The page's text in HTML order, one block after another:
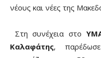
νέους και νέες της
Στη συνέχεια στο
Καλαφάτης,